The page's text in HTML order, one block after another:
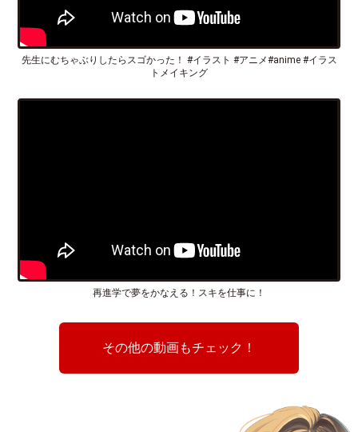
先生にむちゃぶりしたらスゴかった！ #イラスト #アニメ#anime #イラス
トメイキング
再進学で夢をかなえる！スキを仕事に！
その他の動画もチェック！